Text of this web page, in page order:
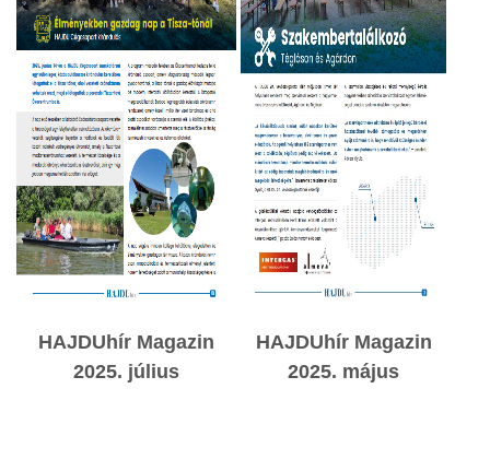
HAJDUhír Magazin
2025. július
HAJDUhír Magazin
2025. május